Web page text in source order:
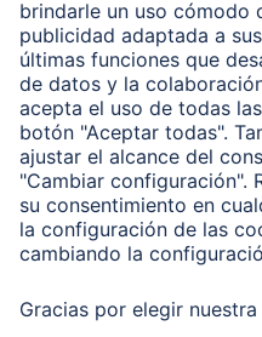
Hama Power Pack
USB-C, USB-A, Rojo
00201714
Variantes: Tono del Color (3)
19,99 EUR